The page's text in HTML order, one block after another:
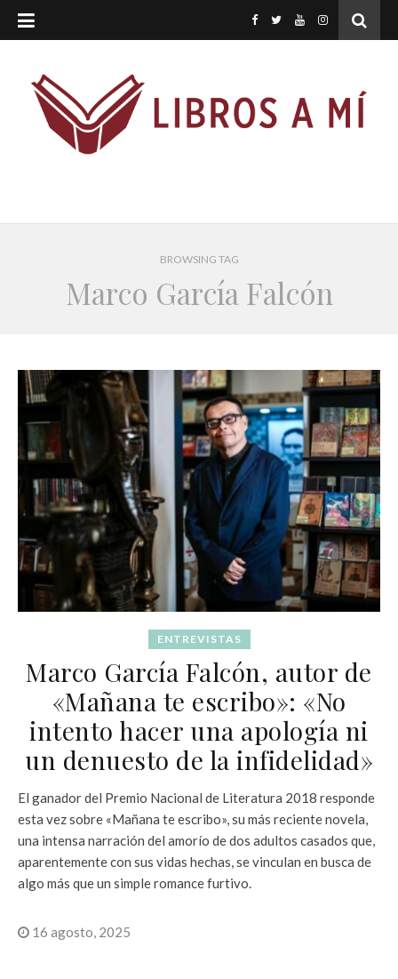
BROWSING TAG
Marco García Falcón
ENTREVISTAS
Marco García Falcón, autor de
«Mañana te escribo»: «No
intento hacer una apología ni
un denuesto de la infidelidad»
El ganador del Premio Nacional de Literatura 2018 responde
esta vez sobre «Mañana te escribo», su más reciente novela,
una intensa narración del amorío de dos adultos casados que,
aparentemente con sus vidas hechas, se vinculan en busca de
algo más que un simple romance furtivo.
16 agosto, 2025